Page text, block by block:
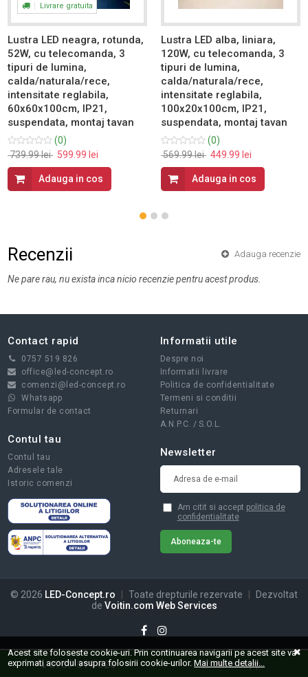
Livrare gratuita
Lustra LED neagra, rotunda,
52W, cu telecomanda, 3
tipuri de lumina,
calda/naturala/rece,
intensitate reglabila,
60x60x100cm, IP21,
suspendata, montaj tavan
(0)
739.99 lei 599.99 lei
Adauga in cos
Lustra LED alba, liniara,
120W, cu telecomanda, 3
tipuri de lumina,
calda/naturala/rece,
intensitate reglabila,
100x20x100cm, IP21,
suspendata, montaj tavan
(0)
569.99 lei 449.99 lei
Adauga in cos
Recenzii Adauga recenzie
Ne pare rau, nu exista inca nicio recenzie pentru acest produs.
Contact rapid
0757 519 826
office@led-concept.ro
comenzi@led-concept.ro
Whatsapp
Formular de contact
Informatii utile
Despre noi
Informatii livrare
Politica de confidentialitate
Termeni si conditii
Returnari
A.N.P.C. / S.O.L.
Contul tau
Contul tau
Adresele tale
Istoric comenzi
Newsletter
Am citit si accept politica de
confidentialitate
© 2026 LED-Concept.ro | Toate drepturile rezervate |
Dezvoltat
de Voitin.com Web Services
0757 519 826 Whatsapp
Acest site foloseste cookie-uri. Prin continuarea navigarii pe acest site va
exprimati acordul asupra folosirii cookie-urilor.Mai multe detalii...